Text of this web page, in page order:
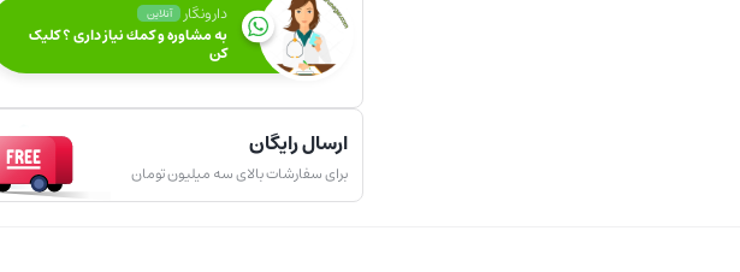
دارونگار آنلاین
به مشاوره و كمك نياز داری ؟ کلیک
کن
ارسال رایگان
برای سفارشات بالای سه میلیون تومان